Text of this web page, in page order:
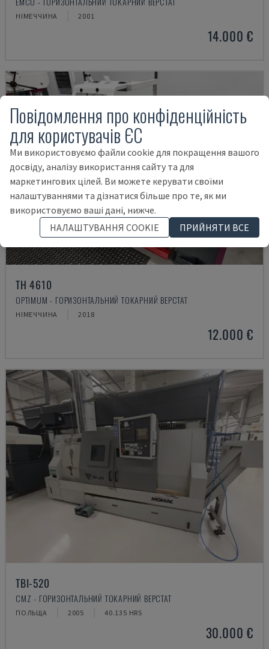
НІМЕЧЧИНА 2001
14.000 €
TH 4610
OPTIMUM - ГОРИЗОНТАЛЬНИЙ ТОКАРНИЙ ВЕРСТАТ
НІМЕЧЧИНА 2018
12.000 €
TBI-520
CMZ - ГОРИЗОНТАЛЬНИЙ ТОКАРНИЙ ВЕРСТАТ
ПОЛЬЩА 2005 40.135 HRS
30.000 €
Повідомлення про конфіденційність
для користувачів ЄС
Ми використовуємо файли cookie для покращення вашого
досвіду, аналізу використання сайту та для
маркетингових цілей. Ви можете керувати своїми
налаштуваннями та дізнатися більше про те, як ми
використовуємо ваші дані, нижче.
НАЛАШТУВАННЯ COOKIE
ПРИЙНЯТИ ВСЕ